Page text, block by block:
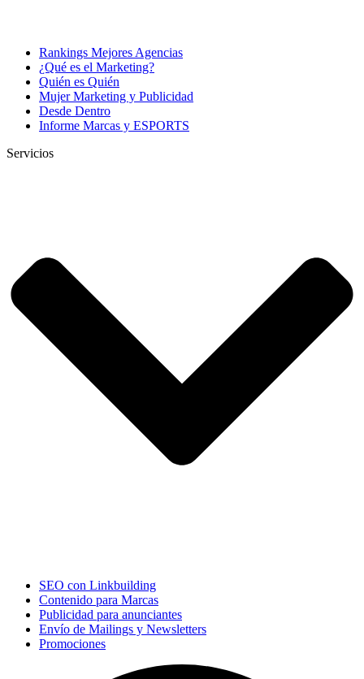
Rankings Mejores Agencias
¿Qué es el Marketing?
Quién es Quién
Mujer Marketing y Publicidad
Desde Dentro
Informe Marcas y ESPORTS
Servicios
SEO con Linkbuilding
Contenido para Marcas
Publicidad para anunciantes
Envío de Mailings y Newsletters
Promociones